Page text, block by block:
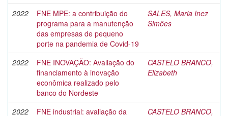
2022
FNE MPE: a contribuição do
programa para a manutenção
das empresas de pequeno
porte na pandemia de Covid-19
SALES, Maria Inez
Simões
2022
FNE INOVAÇÃO: Avaliação do
financiamento à inovação
econômica realizado pelo
banco do Nordeste
CASTELO BRANCO,
Elizabeth
2022
FNE industrial: avaliação da
CASTELO BRANCO,